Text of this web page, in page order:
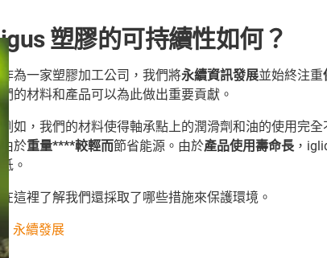
igus 塑膠的可持續性如何？
作為一家塑膠加工公司，我們將永續資訊發展並始終注重
們的材料和產品可以為此做出重要貢獻。
例如，我們的材料使得軸承點上的潤滑劑和油的使用完
由於重量****較輕而節省能源。由於產品使用壽命長 ，
低。
在這裡了解我們還採取了哪些措施來保護環境。
永續發展